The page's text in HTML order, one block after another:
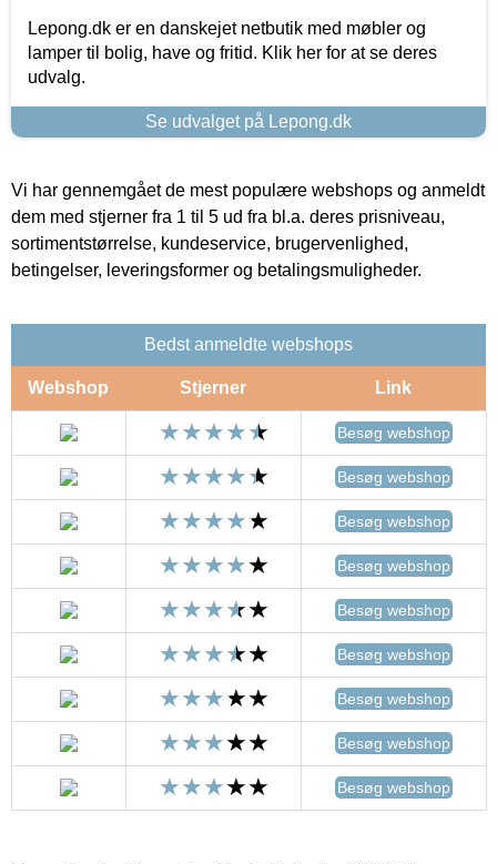
Lepong.dk er en danskejet netbutik med møbler og
lamper til bolig, have og fritid. Klik her for at se deres
udvalg.
Se udvalget på Lepong.dk
Vi har gennemgået de mest populære webshops og anmeldt
dem med stjerner fra 1 til 5 ud fra bl.a. deres prisniveau,
sortimentstørrelse, kundeservice, brugervenlighed,
betingelser, leveringsformer og betalingsmuligheder.
Bedst anmeldte webshops
Webshop Stjerner Link
Besøg webshop
Besøg webshop
Besøg webshop
Besøg webshop
Besøg webshop
Besøg webshop
Besøg webshop
Besøg webshop
Besøg webshop